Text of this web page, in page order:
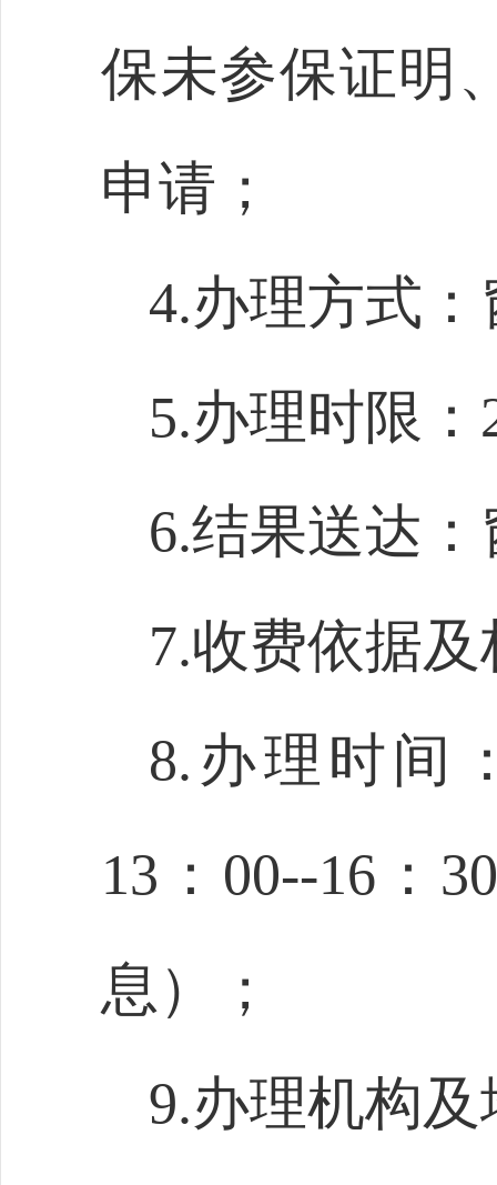
保未参保证明
申请；
4.办理方式
5.办理时限
6.结果送达
7.收费依据
8.办理时间
13： 00--16： 3
息）；
9.办理机构